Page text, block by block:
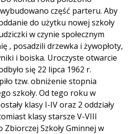
część parteru. Aby
do użytku nowej szkoły
w czynie społecznym
, posadzili drzewka i żywopłoty,
i boiska. Uroczyste otwarcie
się 22 lipca 1962 r.
tzw. obniżenie stopnia
szkoły. Od tego roku w
klasy I-IV oraz 2 oddziały
klasy starsze V-VIII
Zbiorczej Szkoły Gminnej w